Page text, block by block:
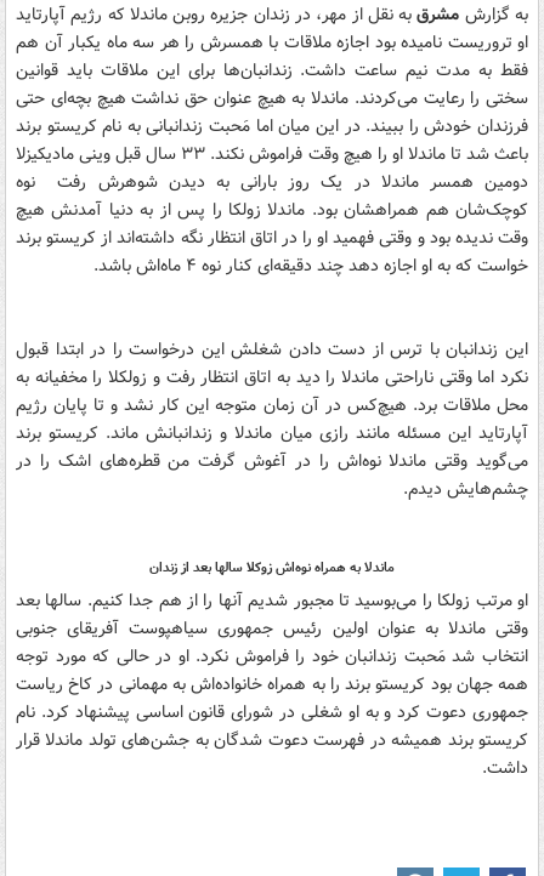
به گزارش مشرقبه نقل از مهر، در زندان جزیره روبن ماندلا که رژیم آپارتاید
او تروریست نامیده بود اجازه ملاقات با همسرش را هر سه ماه یکبار آن هم
فقط به مدت نیم ساعت داشت. زندانبان‌ها برای این ملاقات باید قوانین
سختی را رعایت می‌کردند. ماندلا به هیچ عنوان حق نداشت هیچ بچه‌ای حتی
فرزندان خودش را ببیند. در این میان اما مَحبت زندانبانی به نام کریستو برند
باعث شد تا ماندلا او را هیچ وقت فراموش نکند. ۳۳ سال قبل وینی مادیکیزلا
دومین همسر ماندلا در یک روز بارانی به دیدن شوهرش رفت نوه
کوچک‌شان هم همراهشان بود. ماندلا زولکا را پس از به دنیا آمدنش هیچ
وقت ندیده بود و وقتی فهمید او را در اتاق انتظار نگه داشته‌اند از کریستو برند
خواست که به او اجازه دهد چند دقیقه‌ای کنار نوه ۴ ماه‌اش باشد.
این زندانبان با ترس از دست دادن شغلش این درخواست را در ابتدا قبول
نکرد اما وقتی ناراحتی ماندلا را دید به اتاق انتظار رفت و زولکلا را مخفیانه به
محل ملاقات برد. هیچ‌کس در آن زمان متوجه این کار نشد و تا پایان رژیم
آپارتاید این مسئله مانند رازی میان ماندلا و زندانبانش ماند. کریستو برند
می‌گوید وقتی ماندلا نوه‌اش را در آغوش گرفت من قطره‌های اشک را در
چشم‌هایش دیدم.
ماندلا به همراه نوه‌اش زوکلا سالها بعد از زندان
او مرتب زولکا را می‌بوسید تا مجبور شدیم آنها را از هم جدا کنیم. سالها بعد
وقتی ماندلا به عنوان اولین رئیس جمهوری سیاهپوست آفریقای جنوبی
انتخاب شد مَحبت زندانبان خود را فراموش نکرد. او در حالی که مورد توجه
همه جهان بود کریستو برند را به همراه خانواده‌اش به مهمانی در کاخ ریاست
جمهوری دعوت کرد و به او شغلی در شورای قانون اساسی پیشنهاد کرد. نام
کریستو برند همیشه در فهرست دعوت شدگان به جشن‌های تولد ماندلا قرار
داشت.